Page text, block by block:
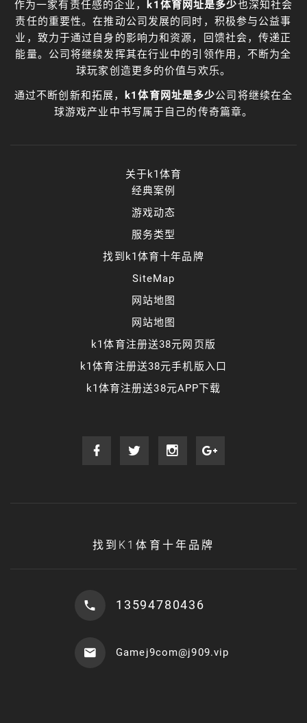
作为一家有责任感的企业，
k1体育网址是多少也深知社会
责任的重要性。在推动公司发展的同时，积极参与公益事
业，致力于通过自身的影响力和资源，回馈社会，传递正
能量。公司将继续发挥其在行业中的引领作用，不断为全
球玩家创造更多的价值与欢乐。
通过不断创新和拓展，
k1体育网址是多少公司将继续在全
球游戏产业中书写属于自己的传奇篇章。
关于k1体育
经典案例
游戏动态
服务类型
找到k1体育十年品牌
SiteMap
网站地图
网站地图
k1体育注册送38元网页版
k1体育注册送38元手机版入口
k1体育注册送38元APP下载
找到K1体育十年品牌
13594780436
Gamej9com@j909.vip